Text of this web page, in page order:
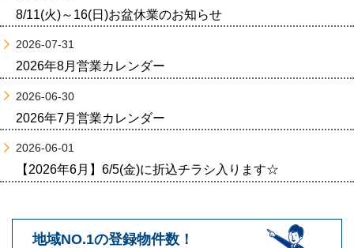
8/11(火)～16(日)お盆休業のお知らせ
2026-07-31
2026年8月営業カレンダー
2026-06-30
2026年7月営業カレンダー
2026-06-01
【2026年6月】6/5(金)に折込チラシ入ります☆
地域NO.1の登録物件数！